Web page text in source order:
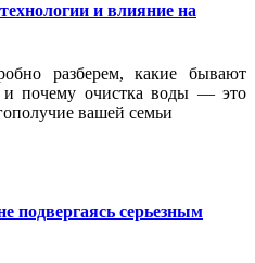
и влияние на
разберем, какие бывают
и почему очистка воды — это
вашей семьи
подвергаясь серьезным